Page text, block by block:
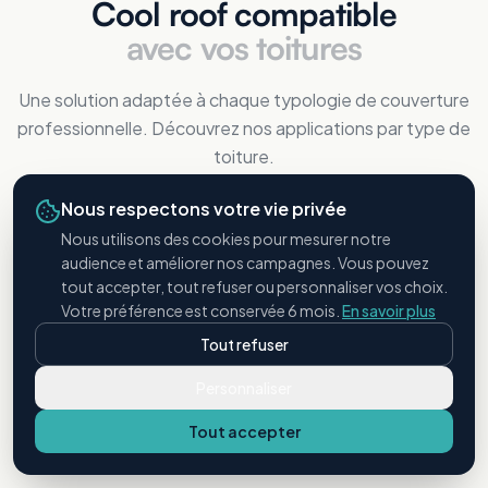
Cool roof compatible
avec vos toitures
Une solution adaptée à chaque typologie de couverture
professionnelle. Découvrez nos applications par type de
toiture.
Toitures métalliques industrielles
Nous respectons votre vie privée
Nous utilisons des cookies pour mesurer notre
audience et améliorer nos campagnes. Vous pouvez
tout accepter, tout refuser ou personnaliser vos choix.
Votre préférence est conservée 6 mois. En savoir plus
Tout refuser
Tout accepter